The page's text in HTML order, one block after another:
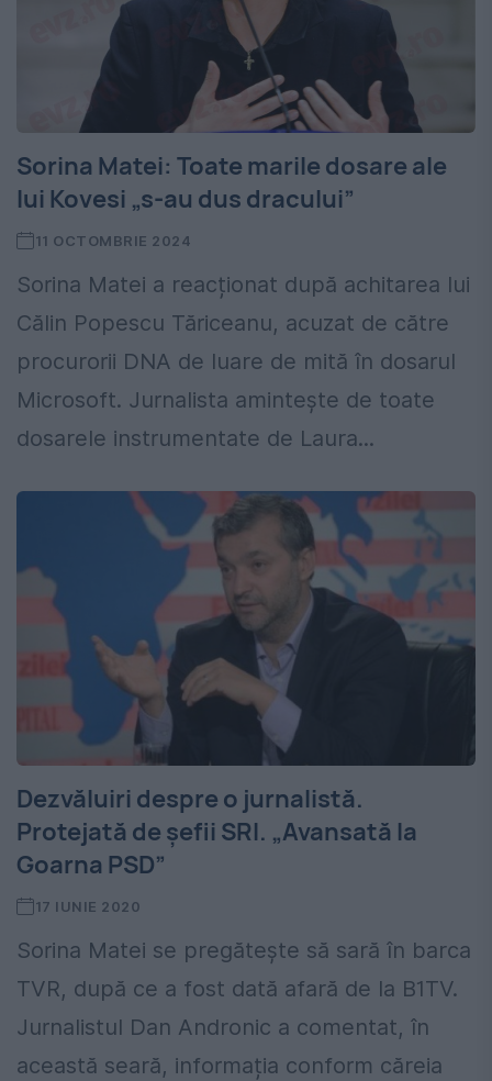
Sorina Matei: Toate marile dosare ale
lui Kovesi „s-au dus dracului”
11 OCTOMBRIE 2024
Sorina Matei a reacționat după achitarea lui
Călin Popescu Tăriceanu, acuzat de către
procurorii DNA de luare de mită în dosarul
Microsoft. Jurnalista amintește de toate
dosarele instrumentate de Laura...
Dezvăluiri despre o jurnalistă.
Protejată de șefii SRI. „Avansată la
Goarna PSD”
17 IUNIE 2020
Sorina Matei se pregătește să sară în barca
TVR, după ce a fost dată afară de la B1TV.
Jurnalistul Dan Andronic a comentat, în
această seară, informația conform căreia